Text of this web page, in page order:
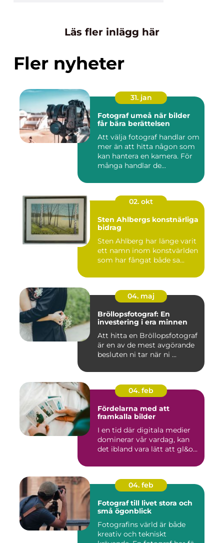
Läs fler inlägg här
Fler nyheter
31. jan
Fotograf umeå när bilder
får bära berättelsen
Att välja fotograf handlar om
mer än att hitta någon som
kan hantera en kamera. För
många handlar de...
02. okt
Sten Ahlbergs konstnärliga
bidrag
Sten Ahlberg har länge varit
ett namn inom konstvärlden
som har fångat både sa...
04. maj
Bröllopsfotograf: En
investering i era minnen
Att hitta en Bröllopsfotograf
är en av de mest avgörande
besluten ni tar när ni ...
04. feb
Fördelarna med att
framkalla bilder
I en tid där digitala medier
dominerar vår vardag, kan
det ibland vara lätt att gl&o...
04. feb
Fotograf till livet stora och
små ögonblick
Fotografins värld är både
kreativ och tekniskt